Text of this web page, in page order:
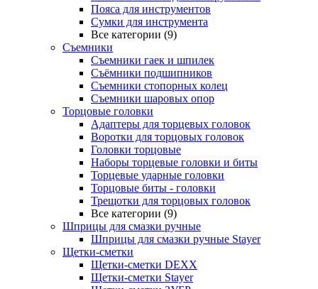
Пояса для инструментов
Сумки для инструмента
Все категории (9)
Съемники
Съемники гаек и шпилек
Съёмники подшипников
Съемники стопорных колец
Съемники шаровых опор
Торцовые головки
Адаптеры для торцевых головок
Воротки для торцовых головок
Головки торцовые
Наборы торцевые головки и биты
Торцевые ударные головки
Торцовые биты - головки
Трещотки для торцовых головок
Все категории (9)
Шприцы для смазки ручные
Шприцы для смазки ручные Stayer
Щетки-сметки
Щетки-сметки DEXX
Щетки-сметки Stayer